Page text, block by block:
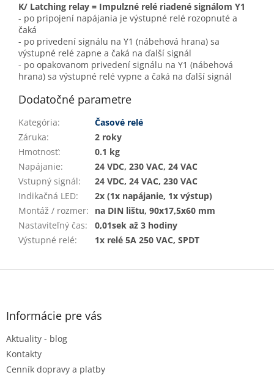
K/ Latching relay = Impulzné relé riadené signálom Y1
- po pripojení napájania je výstupné relé rozopnuté a
čaká
- po privedení signálu na Y1 (nábehová hrana) sa
výstupné relé zapne a čaká na ďalší signál
- po opakovanom privedení signálu na Y1 (nábehová
hrana) sa výstupné relé vypne a čaká na ďalší signál
Dodatočné parametre
Kategória:
Časové relé
Záruka:
2 roky
Hmotnosť:
0.1 kg
Napájanie:
24 VDC, 230 VAC, 24 VAC
Vstupný signál:
24 VDC, 24 VAC, 230 VAC
Indikačná LED:
2x (1x napájanie, 1x výstup)
Montáž / rozmer:
na DIN lištu, 90x17,5x60 mm
Nastaviteľný čas:
0,01sek až 3 hodiny
Výstupné relé: 1x relé 5A 250 VAC, SPDT
Z
Informácie pre vás
Aktuality - blog
Kontakty
Cenník dopravy a platby